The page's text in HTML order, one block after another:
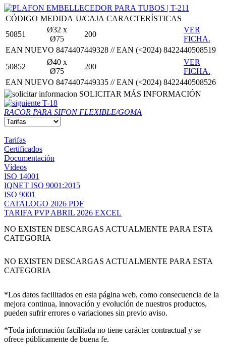
CÓDIGO MEDIDA U/CAJA CARACTERÍSTICAS
50851
Ø32 x
Ø75
200
VER
FICHA.
EAN NUEVO 8474407449328 // EAN (<2024) 8422440508519
50852
Ø40 x
Ø75
200
VER
FICHA.
EAN NUEVO 8474407449335 // EAN (<2024) 8422440508526
SOLICITAR MÁS INFORMACIÓN
T-18
RACOR PARA SIFON FLEXIBLE/GOMA
Tarifas
Certificados
Documentación
Vídeos
ISO 14001
IQNET ISO 9001:2015
ISO 9001
CATALOGO 2026 PDF
TARIFA PVP ABRIL 2026 EXCEL
NO EXISTEN DESCARGAS ACTUALMENTE PARA ESTA
CATEGORIA
NO EXISTEN DESCARGAS ACTUALMENTE PARA ESTA
CATEGORIA
*Los datos facilitados en esta página web, como consecuencia de la
mejora continua, innovación y evolución de nuestros productos,
pueden sufrir errores o variaciones sin previo aviso.
*Toda información facilitada no tiene carácter contractual y se
ofrece públicamente de buena fe.